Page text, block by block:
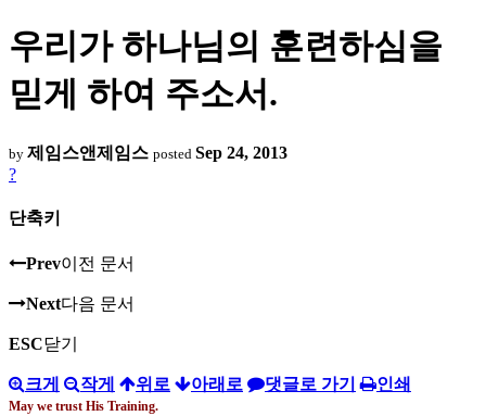
우리가 하나님의 훈련하심을
믿게 하여 주소서.
by 제임스앤제임스 posted Sep 24, 2013
?
단축키
Prev이전 문서
Next다음 문서
ESC닫기
크게 작게 위로 아래로 댓글로 가기 인쇄
May we trust His Training.